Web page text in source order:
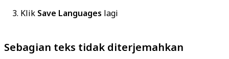
Klik Save Languages lagi
Sebagian teks tidak diterjemahkan